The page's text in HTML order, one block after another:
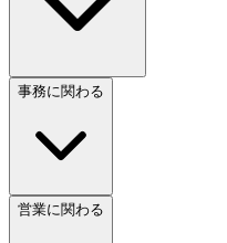
事務に関わる
営業に関わる